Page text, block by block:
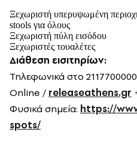
Ξεχωριστή υπερυψωμένη
stools για όλους
Ξεχωριστή πύλη εισόδου
Ξεχωριστές τουαλέτες
Διάθεση εισιτηρίων:
Τηλεφωνικά στο 2117700000
Online / releaseathens.gr
Φυσικά σημεία: https://
spots/